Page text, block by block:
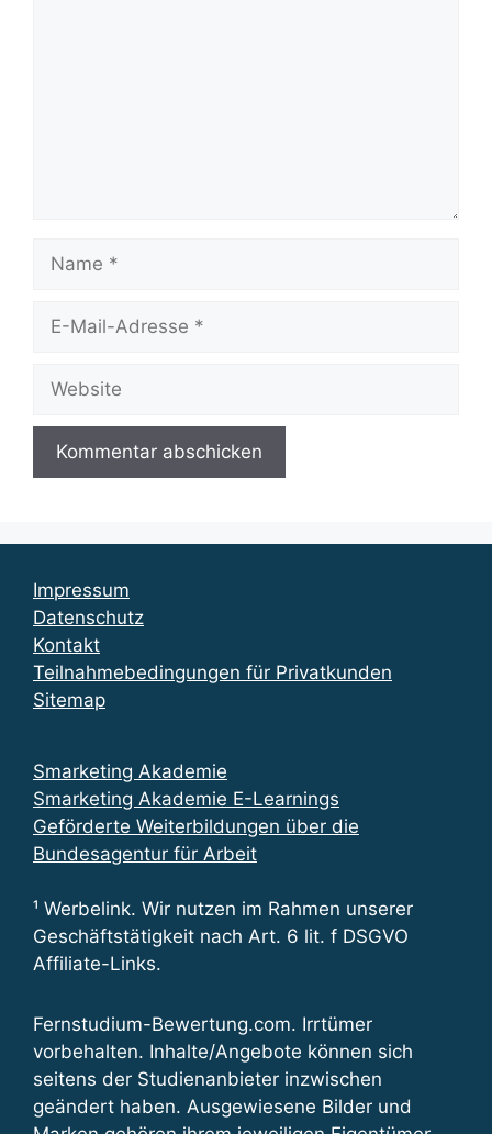
Mail-
Impressum
Datenschutz
Kontakt
Teilnahmebedingungen für Privatkunden
Sitemap
Smarketing Akademie
Smarketing Akademie E-Learnings
Geförderte Weiterbildungen über die
Bundesagentur für Arbeit
¹ Werbelink. Wir nutzen im Rahmen unserer
Geschäftstätigkeit nach Art. 6 lit. f DSGVO
Affiliate-Links.
Fernstudium-Bewertung.com. Irrtümer
vorbehalten. Inhalte/Angebote können sich
seitens der Studienanbieter inzwischen
geändert haben. Ausgewiesene Bilder und